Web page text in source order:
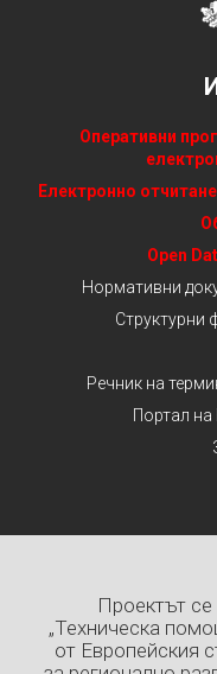
Оперативни
Електронно
Open
Нормативни
Структурни
Речник на
Портал
Проектът
„Техническа
от Европейския